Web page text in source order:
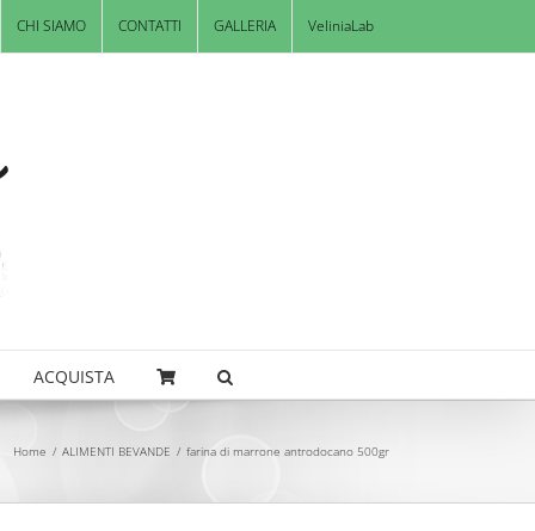
CHI SIAMO CONTATTI GALLERIA VeliniaLab
ACQUISTA
Home / ALIMENTI BEVANDE / farina di marrone antrodocano 500gr